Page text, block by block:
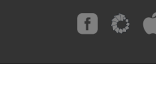
CustomCustom